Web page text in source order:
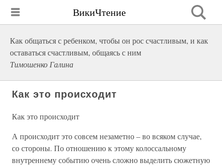
ВикиЧтение
Как общаться с ребенком, чтобы он рос счастливым, и как
оставаться счастливым, общаясь с ним
Тимошенко Галина
Как это происходит
Как это происходит
А происходит это совсем незаметно – во всяком случае,
со стороны. По отношению к этому колоссальному
внутреннему событию очень сложно выделить сюжетную